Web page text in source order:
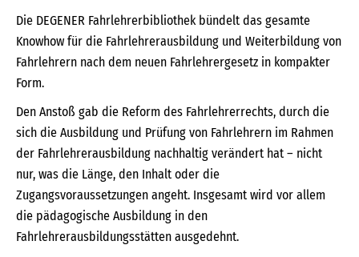
Die DEGENER Fahrlehrerbibliothek bündelt das gesamte
Knowhow für die Fahrlehrerausbildung und Weiterbildung von
Fahrlehrern nach dem neuen Fahrlehrergesetz in kompakter
Form.
Den Anstoß gab die Reform des Fahrlehrerrechts, durch die
sich die Ausbildung und Prüfung von Fahrlehrern im Rahmen
der Fahrlehrerausbildung nachhaltig verändert hat – nicht
nur, was die Länge, den Inhalt oder die
Zugangsvoraussetzungen angeht. Insgesamt wird vor allem
die pädagogische Ausbildung in den
Fahrlehrerausbildungsstätten ausgedehnt.